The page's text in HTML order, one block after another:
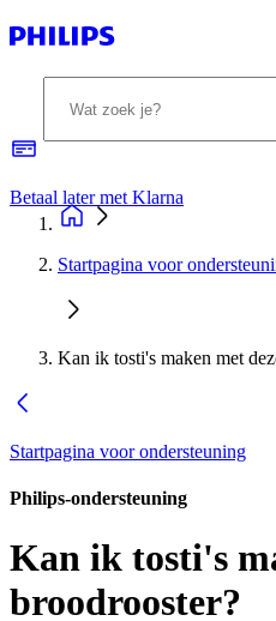
Betaal later met Klarna
Startpagina voor
Kan ik tosti's maken met
Startpagina voor ondersteuning
Philips-ondersteuning
Kan ik tosti's
broodrooster?